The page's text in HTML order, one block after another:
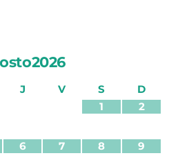
2026
J V S
D
1
2
6 7 8 9